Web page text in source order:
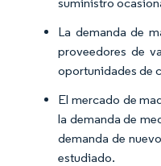
La demanda de
proveedores de
oportunidades de
El mercado de
la demanda de
demanda de
estudiado.